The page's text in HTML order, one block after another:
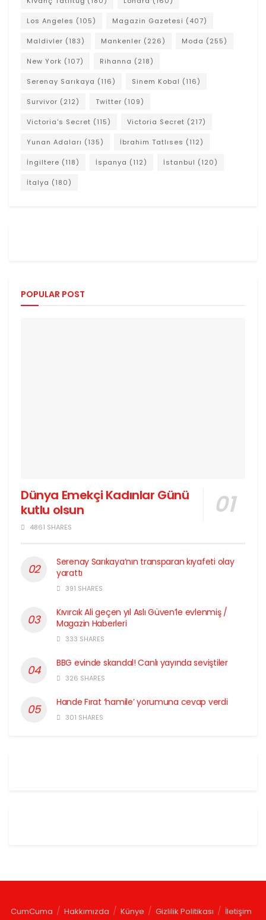
Los Angeles (105) Magazin Gazetesi (407)
Maldivler (183) Mankenler (226) Moda (255)
New York (107) Rihanna (218)
Serenay Sarıkaya (116) Sinem Kobal (116)
Survivor (212) Twitter (109)
Victoria's Secret (115) Victoria Secret (217)
Yunan Adaları (135) İbrahim Tatlıses (112)
İngiltere (118) İspanya (112) İstanbul (120)
İtalya (180)
POPULAR POST
Dünya Emekçi Kadınlar Günü
kutlu olsun
4861 SHARES
Serenay Sarıkaya’nın transparan kıyafeti olay
yarattı
391 SHARES
Kıvırcık Ali geçen yıl Aslı Güven’le evlenmiş /
Magazin Haberleri
333 SHARES
BBG evinde skandal! Canlı yayında seviştiler
326 SHARES
Hande Fırat ‘hamile’ yorumuna cevap verdi
301 SHARES
CumCuma Hakkımızda Künye Gizlilik Politikası İletişim